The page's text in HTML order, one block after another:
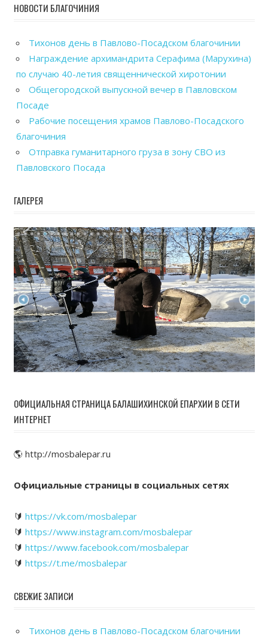
НОВОСТИ БЛАГОЧИНИЯ
Тихонов день в Павлово-Посадском благочинии
Награждение архимандрита Серафима (Марухина)
по случаю 40-летия священнической хиротонии
Общегородской выпускной вечер в Павловском
Посаде
Рабочие посещения храмов Павлово-Посадского
благочиния
Отправка гуманитарного груза в зону СВО из
Павловского Посада
ГАЛЕРЕЯ
ОФИЦИАЛЬНАЯ СТРАНИЦА БАЛАШИХИНСКОЙ ЕПАРХИИ В СЕТИ
ИНТЕРНЕТ
🌎 http://mosbalepar.ru
Официальные страницы в социальных сетях
🔰 https://vk.com/mosbalepar
🔰 https://www.instagram.com/mosbalepar
🔰 https://www.facebook.com/mosbalepar
🔰 https://t.me/mosbalepar
СВЕЖИЕ ЗАПИСИ
Тихонов день в Павлово-Посадском благочинии